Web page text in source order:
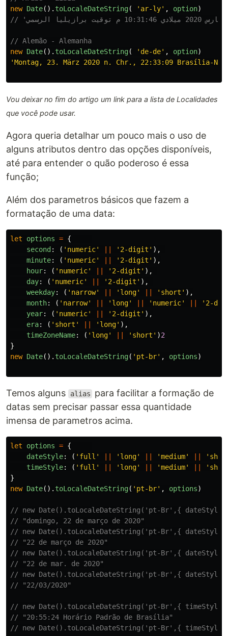
new Date(). toLocaleDateString( ' ar-ly' , option)
// Alemão - Alemanha
new Date(). toLocaleDateString( ' de-de' , option)
'Montag, 23. März 2020 n. Chr., 22:33:09 Brasília-
Vou deixar no fim do artigo um link para a lista de Localidades
que você pode usar.
Agora queria detalhar um pouco mais o uso de
alguns atributos dentro das opções disponíveis,
até para entender o quão poderoso é essa
função;
Além dos parametros básicos que fazem a
formatação de uma data:
let options = {
second : ( ' numeric' ' 2-digit ' ),
minute: ( ' numeric' ' 2-digit ' ),
hour: ( ' numeric' ' 2-digit ' ),
day: ( ' numeric' ' 2-digit ' ),
weekday: ( ' narrow' ' long' ' short ' ),
month: ( ' narrow' ' long' ' numeric' ' 2-
year: ( ' numeric' ' 2-digit ' ),
era: ( ' short ' ' long' ),
timeZoneName: ( ' long' ' short ' )2
}
new Date(). toLocaleDateString( ' pt-br' , options)
Temos alguns alias
para facilitar a formação de
datas sem precisar passar essa quantidade
imensa de parametros acima.
let options = {
dateStyle: ( ' full ' ' long' 'medium' '
timeStyle: ( ' full ' ' long' 'medium' '
}
new Date(). toLocaleDateString( ' pt-br' , options)
// new Date().toLocaleDateString('pt-Br',{
// "domingo, 22 de março de 2020"
// new Date().toLocaleDateString('pt-Br',{
// "22 de março de 2020"
// new Date().toLocaleDateString('pt-Br',{
// "22 de mar. de 2020"
// new Date().toLocaleDateString('pt-Br',{
// "22/03/2020"
// new Date().toLocaleDateString('pt-Br',{
// "20:55:24 Horário Padrão de Brasília"
// new Date().toLocaleDateString('pt-Br',{